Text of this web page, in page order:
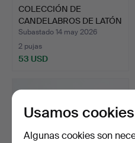
COLECCIÓN DE
CANDELABROS DE LATÓN
Y CRISTA…
Subastado 14 may 2026
2 pujas
53 USD
Usamos cookies
Algunas cookies son